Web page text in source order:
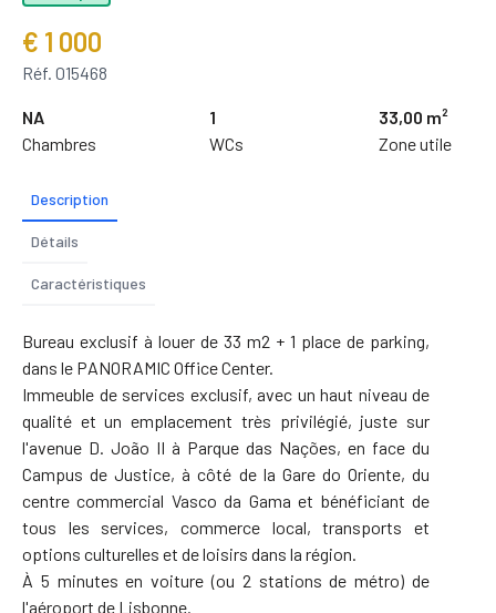
€ 1 000
Réf. 015468
NA
Chambres
1
WCs
33,00 m²
Zone utile
Description
Détails
Caractéristiques
Bureau exclusif à louer de 33 m2 + 1 place de parking,
dans le PANORAMIC Office Center.
Immeuble de services exclusif, avec un haut niveau de
qualité et un emplacement très privilégié, juste sur
l'avenue D. João II à Parque das Nações, en face du
Campus de Justice, à côté de la Gare do Oriente, du
centre commercial Vasco da Gama et bénéficiant de
tous les services, commerce local, transports et
options culturelles et de loisirs dans la région.
À 5 minutes en voiture (ou 2 stations de métro) de
l'aéroport de Lisbonne.